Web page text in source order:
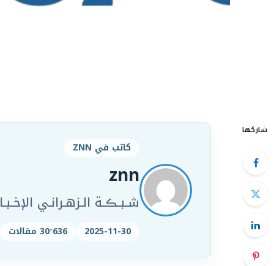
شاركها
كاتب في ZNN
znn
شـبـڪـة الـزهـرانـي
2025-11-30 30٬636 مقالات